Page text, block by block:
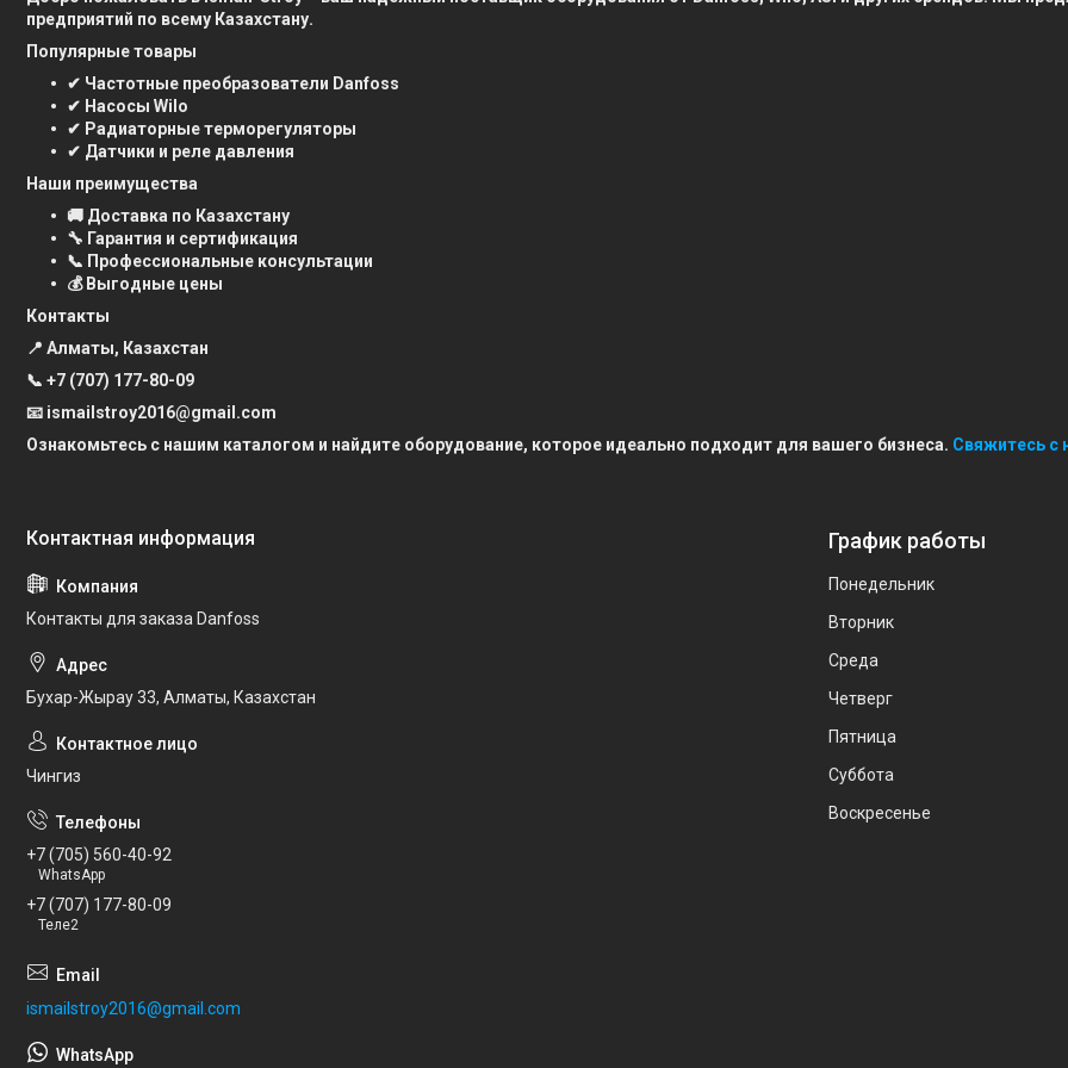
предприятий по всему Казахстану.
Популярные товары
✔ Частотные преобразователи Danfoss
✔ Насосы Wilo
✔ Радиаторные терморегуляторы
✔ Датчики и реле давления
Наши преимущества
🚚 Доставка по Казахстану
🔧 Гарантия и сертификация
📞 Профессиональные консультации
💰 Выгодные цены
Контакты
📍 Алматы, Казахстан
📞 +7 (707) 177-80-09
📧 ismailstroy2016@gmail.com
Ознакомьтесь с нашим каталогом и найдите оборудование, которое идеально подходит для вашего бизнеса. Свяжитесь с
Контакты для заказа Danfoss
Бухар-Жырау 33, Алматы, Казахстан
Чингиз
+7 (705) 560-40-92
WhatsApp
+7 (707) 177-80-09
Теле2
ismailstroy2016@gmail.com
График работы
Понедельник
Вторник
Среда
Четверг
Пятница
Суббота
Воскресенье